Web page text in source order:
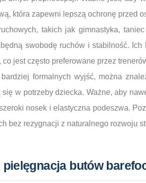
która zapewni lepszą ochronę przed
takich jak gimnastyka,
swobodę ruchów i stabilność.
co jest często preferowane przez
formalnych wyjść, można
w potrzeby dziecka. Ważne, aby
nosek i elastyczna podeszwa.
bez rezygnacji z naturalnego rozwoju
pielęgnacja butów